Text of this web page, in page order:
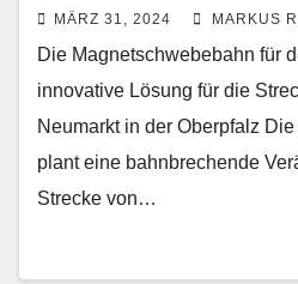
Neumarkt in der
MÄRZ 31, 2024 MARKUS
Die Magnetschwebebahn für
innovative Lösung für die
Neumarkt in der Oberpfalz
plant eine bahnbrechende
Strecke von…